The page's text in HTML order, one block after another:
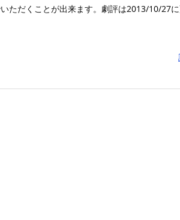
ただくことが出来ます。劇評は2013/10/27に